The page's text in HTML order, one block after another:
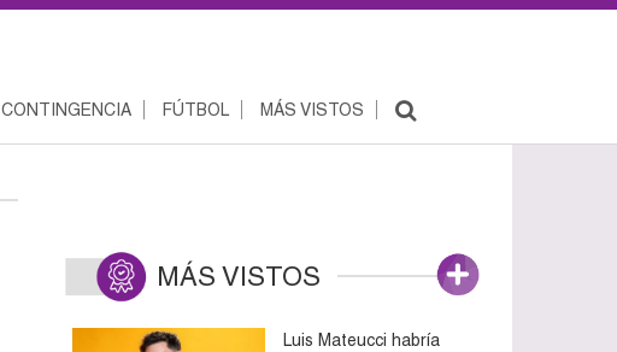
CONTINGENCIA FÚTBOL MÁS VISTOS
MÁS VISTOS
Luis Mateucci habría